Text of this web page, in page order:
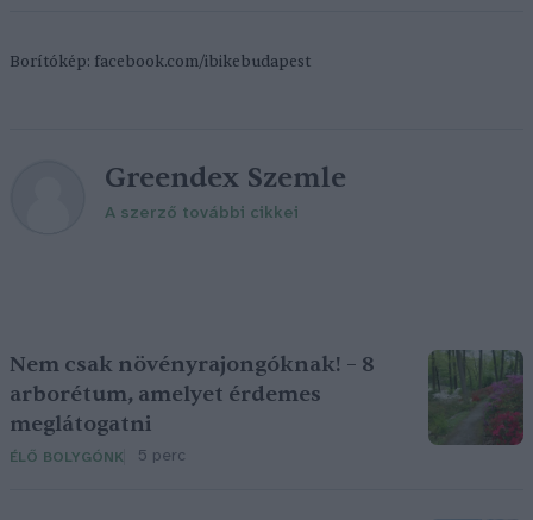
Borítókép: facebook.com/ibikebudapest
Greendex Szemle
A szerző további cikkei
Nem csak növényrajongóknak! – 8
arborétum, amelyet érdemes
meglátogatni
ÉLŐ BOLYGÓNK 5 perc